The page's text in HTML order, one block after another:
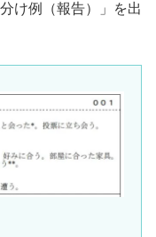
け例（報告）」を出